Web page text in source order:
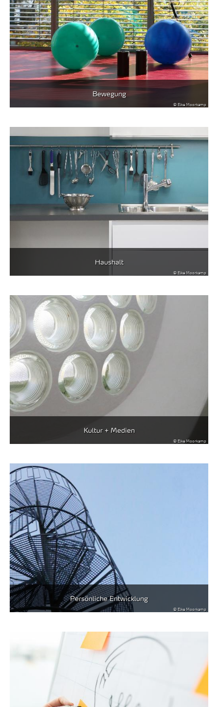
Bewegung
© Elke Moorkamp
Haushalt
© Elke Moorkamp
Kultur + Medien
© Elke Moorkamp
Persönliche Entwicklung
© Elke Moorkamp